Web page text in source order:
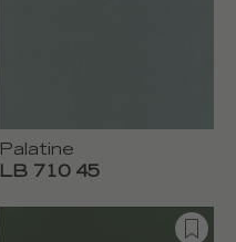
Palatine
LB 710 45